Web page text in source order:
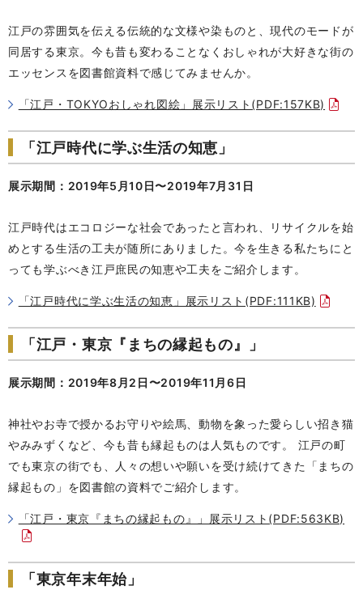
江戸の雰囲気を伝える伝統的な文様や染ものと、現代のモードが
同居する東京。今も昔も変わることなくおしゃれが大好きな街の
エッセンスを図書館資料で感じてみませんか。
「江戸・TOKYOおしゃれ図絵」展示リスト(PDF:157KB)
「江戸時代に学ぶ生活の知恵」
展示期間：2019年5月10日〜2019年7月31日
江戸時代はエコロジーな社会であったと言われ、リサイクルを始
めとする生活の工夫が随所にありました。今を生きる私たちにと
っても学ぶべき江戸庶民の知恵や工夫をご紹介します。
「江戸時代に学ぶ生活の知恵」展示リスト(PDF:111KB)
「江戸・東京『まちの縁起もの』」
展示期間：2019年8月2日〜2019年11月6日
神社やお寺で授かるお守りや絵馬、動物を象った愛らしい招き猫
やみみずくなど、今も昔も縁起ものは人気ものです。 江戸の町
でも東京の街でも、人々の想いや願いを受け続けてきた「まちの
縁起もの」を図書館の資料でご紹介します。
「江戸・東京『まちの縁起もの』」展示リスト(PDF:563KB)
「東京年末年始」